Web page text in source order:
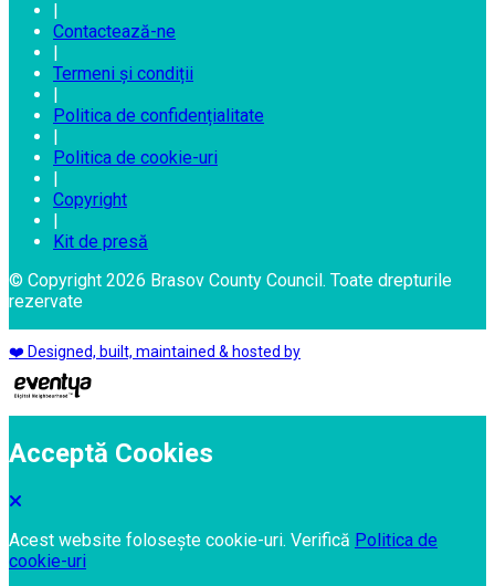
|
Contactează-ne
|
Termeni și condiții
|
Politica de confidențialitate
|
Politica de cookie-uri
|
Copyright
|
Kit de presă
© Copyright 2026 Brasov County Council. Toate drepturile
rezervate
❤️ Designed, built, maintained & hosted by
Acceptă Cookies
Acest website folosește cookie-uri. Verifică Politica de
cookie-uri